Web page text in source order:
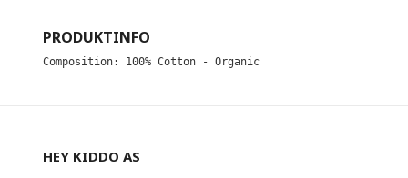
PRODUKTINFO
Composition: 100% Cotton - Organic
HEY KIDDO AS